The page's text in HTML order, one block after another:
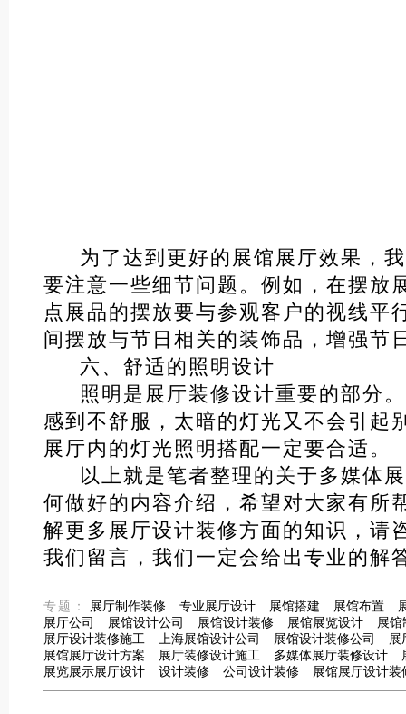
为了达到更好的展馆展厅效果，我
要注意一些细节问题。例如，在摆放
点展品的摆放要与参观客户的视线平
间摆放与节日相关的装饰品，增强节
六、舒适的照明设计
照明是展厅装修设计重要的部分。
感到不舒服，太暗的灯光又不会引起
展厅内的灯光照明搭配一定要合适。
以上就是笔者整理的关于多媒体展
何做好的内容介绍，希望对大家有所
解更多展厅设计装修方面的知识，请
我们留言，我们一定会给出专业的解
专题： 展厅制作装修 专业展厅设计 展馆搭建 展馆布置
展厅公司
展馆设计公司 展馆设计装修 展馆展览设计
展馆
展厅设计装修施工
上海展馆设计公司 展馆设计装修公司
展
展馆展厅设计方案
展厅装修设计施工 多媒体展厅装修设计
展览展示展厅设计
设计装修 公司设计装修 展馆展厅设计装